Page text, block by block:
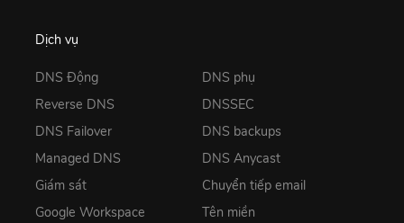
Dịch vụ
DNS Động
Reverse DNS
DNS Failover
Managed DNS
Giám sát
Google Workspace
DNS phụ
DNSSEC
DNS backups
DNS Anycast
Chuyển tiếp email
Tên miền